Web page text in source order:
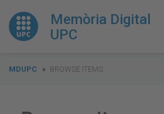
Memòria Digital
UPC
You
MDUPC BROWSE ITEMS